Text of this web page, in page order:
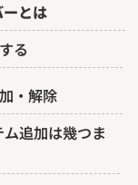
とは
る
・解除
追加は幾つま